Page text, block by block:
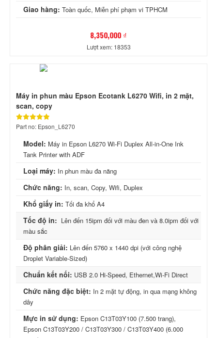
Giao hàng: Toàn quốc, Miễn phí phạm vi TPHCM
8,350,000 ₫
Lượt xem: 18353
Máy in phun màu Epson Ecotank L6270 Wifi, in 2 mặt,
scan, copy
Part no: Epson_L6270
Model: Máy in Epson L6270 Wi-Fi Duplex All-in-One Ink
Tank Printer with ADF
Loại máy: In phun màu đa năng
Chức năng: In, scan, Copy, Wifi, Duplex
Khổ giấy in: Tối đa khổ A4
Tốc độ in: Lên đến 15ipm đối với màu đen và 8.0ipm đối với
màu sắc
Độ phân giải: Lên đến 5760 x 1440 dpi (với công nghệ
Droplet Variable-Sized)
Chuẩn kết nối: USB 2.0 Hi-Speed, Ethernet,Wi-Fi Direct
Chức năng đặc biệt: In 2 mặt tự động, in qua mạng không
dây
Mực in sử dụng: Epson C13T03Y100 (7.500 trang),
Epson C13T03Y200 / C13T03Y300 / C13T03Y400 (6.000